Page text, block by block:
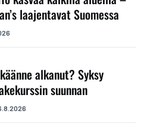
laajentavat Suomessa
alkanut? Syksy
suunnan